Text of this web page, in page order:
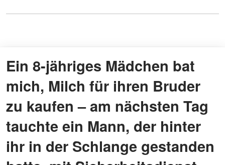
Ein 8-jähriges Mädchen bat
mich, Milch für ihren Bruder
zu kaufen – am nächsten Tag
tauchte ein Mann, der hinter
ihr in der Schlange gestanden